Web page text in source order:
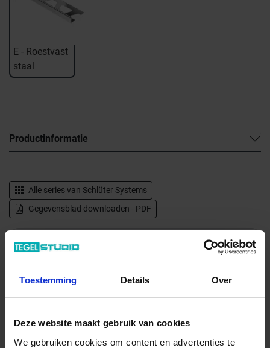
Toestemming Details Over
Deze website maakt gebruik van cookies
We gebruiken cookies om content en advertenties te
E - Roestvast
staal
Productinformatie
Alle series van Schlüter Systems
Gegevensblad downloaden - PDF
Levertijd 7-9 werkdagen, verzendtijd 5-7 werkdagen
Verzending via expeditie